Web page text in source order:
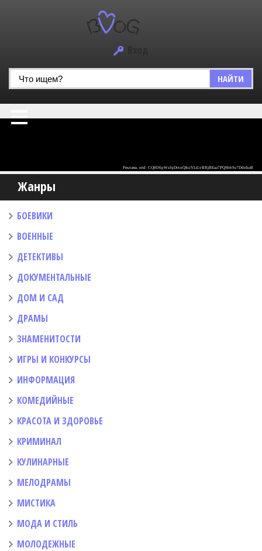
НАЙТИ
Жанры
БОЕВИКИ
ВОЕННЫЕ
ДЕТЕКТИВЫ
ДОКУМЕНТАЛЬНЫЕ
ДОМ И САД
ДРАМЫ
ЗНАМЕНИТОСТИ
ИГРЫ И КОНКУРСЫ
ИНФОРМАЦИЯ
КОМЕДИЙНЫЕ
КРАСОТА И ЗДОРОВЬЕ
КРИМИНАЛ
КУЛИНАРНЫЕ
МЕЛОДРАМЫ
МИСТИКА
МОДА И СТИЛЬ
МОЛОДЕЖНЫЕ